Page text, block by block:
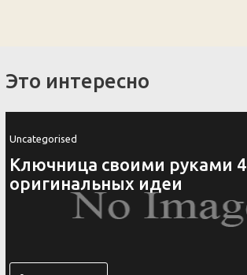
Это интересно
Uncategorised
Ключница своими руками 4
оригинальных идеи